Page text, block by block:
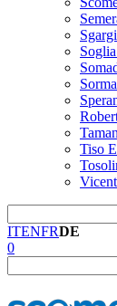
Tiso
ITENFRDE
0